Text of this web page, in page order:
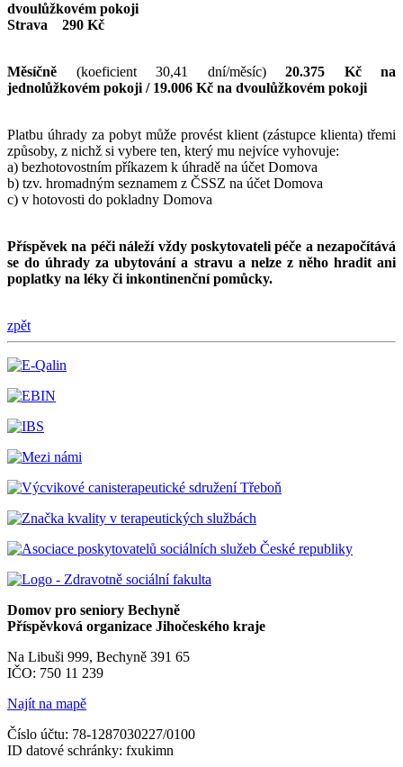
dvoulůžkovém pokoji
Strava 290 Kč
Měsíčně (koeficient 30,41 dní/měsíc) 20.375 Kč na
jednolůžkovém pokoji / 19.006 Kč na dvoulůžkovém pokoji
Platbu úhrady za pobyt může provést klient (zástupce klienta) třemi
způsoby, z nichž si vybere ten, který mu nejvíce vyhovuje:
a) bezhotovostním příkazem k úhradě na účet Domova
b) tzv. hromadným seznamem z ČSSZ na účet Domova
c) v hotovosti do pokladny Domova
Příspěvek na péči náleží vždy poskytovateli péče a nezapočítává
se do úhrady za ubytování a stravu a nelze z něho hradit ani
poplatky na léky či inkontinenční pomůcky.
zpět
Domov pro seniory Bechyně
Příspěvková organizace Jihočeského kraje
Na Libuši 999, Bechyně 391 65
IČO: 750 11 239
Najít na mapě
Číslo účtu: 78-1287030227/0100
ID datové schránky: fxukimn